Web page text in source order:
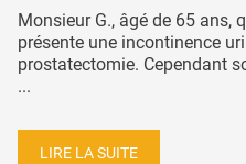
Monsieur G., âgé de 65 ans,
présente une incontinence
prostatectomie. Cependant
...
LIRE LA SUITE